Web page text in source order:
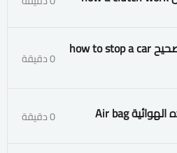
7. التوقف بشكل صحيح how to stop a car 0 دقيقة
0 دقيقة